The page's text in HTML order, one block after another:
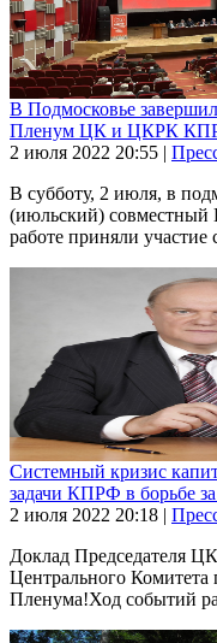
В Подмосковье
Пленум ЦК и ЦКРК
2 июля 2022 20:55 |
В субботу, 2 июля, в
(июльский)
работе приняли
Системный кризис
задачи КПРФ в борьбе
2 июля 2022 20:18 |
Доклад Председателя
Центрального
Пленума!Ход событий